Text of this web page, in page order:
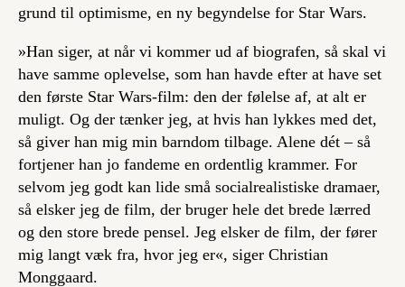
grund til optimisme, en ny begyndelse for Star Wars.
»Han siger, at når vi kommer ud af biografen, så skal vi
have samme oplevelse, som han havde efter at have set
den første Star Wars-film: den der følelse af, at alt er
muligt. Og der tænker jeg, at hvis han lykkes med det,
så giver han mig min barndom tilbage. Alene dét – så
fortjener han jo fandeme en ordentlig krammer. For
selvom jeg godt kan lide små socialrealistiske dramaer,
så elsker jeg de film, der bruger hele det brede lærred
og den store brede pensel. Jeg elsker de film, der fører
mig langt væk fra, hvor jeg er«, siger Christian
Monggaard.